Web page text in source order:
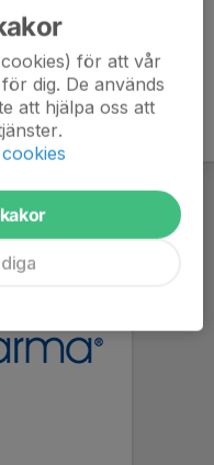
för att vår
dig. De används
att hjälpa oss att